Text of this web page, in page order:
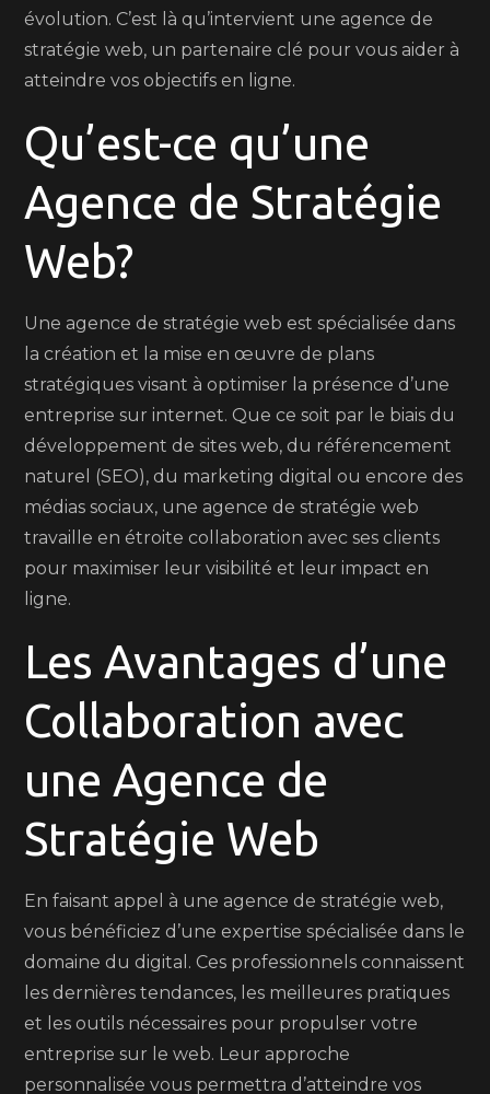
évolution. C’est là qu’intervient une agence de
stratégie web, un partenaire clé pour vous aider à
atteindre vos objectifs en ligne.
Qu’est-ce qu’une
Agence de Stratégie
Web?
Une agence de stratégie web est spécialisée dans
la création et la mise en œuvre de plans
stratégiques visant à optimiser la présence d’une
entreprise sur internet. Que ce soit par le biais du
développement de sites web, du référencement
naturel (SEO), du marketing digital ou encore des
médias sociaux, une agence de stratégie web
travaille en étroite collaboration avec ses clients
pour maximiser leur visibilité et leur impact en
ligne.
Les Avantages d’une
Collaboration avec
une Agence de
Stratégie Web
En faisant appel à une agence de stratégie web,
vous bénéficiez d’une expertise spécialisée dans le
domaine du digital. Ces professionnels connaissent
les dernières tendances, les meilleures pratiques
et les outils nécessaires pour propulser votre
entreprise sur le web. Leur approche
personnalisée vous permettra d’atteindre vos